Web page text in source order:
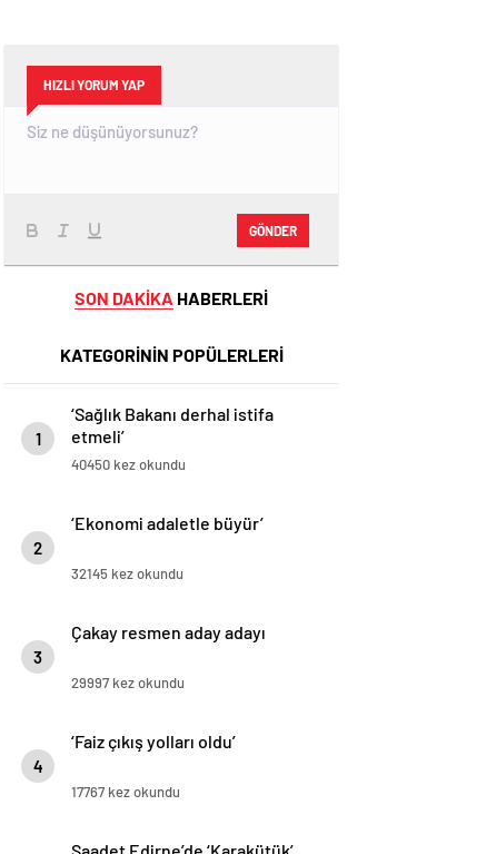
HIZLI YORUM YAP
GÖNDER
SON DAKİKA HABERLERİ
KATEGORİNİN POPÜLERLERİ
1
‘Sağlık Bakanı derhal istifa
etmeli’
40450 kez okundu
2
‘Ekonomi adaletle büyür’
32145 kez okundu
3
Çakay resmen aday adayı
29997 kez okundu
4
‘Faiz çıkış yolları oldu’
17767 kez okundu